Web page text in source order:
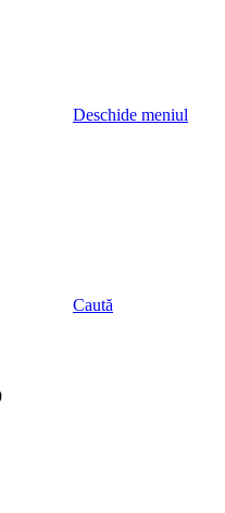
Deschide meniul
Caută